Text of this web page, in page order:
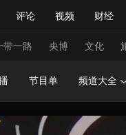
评论 视频 财经
领导人 央视快评 习
目单 听音 微视频
Монгол
带一路 央博 文化
节目单 频道大全